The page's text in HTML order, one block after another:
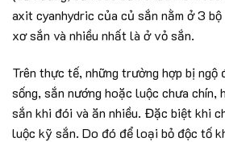
axit cyanhydric của củ sắn nằm ở 3
xơ sắn và nhiều nhất là ở vỏ sắn.
Trên thực tế, những trường hợp bị ngộ
sống, sắn nướng hoặc luộc chưa chín,
sắn khi đói và ăn nhiều. Đặc biệt khi
luộc kỹ sắn. Do đó để loại bỏ độc tố